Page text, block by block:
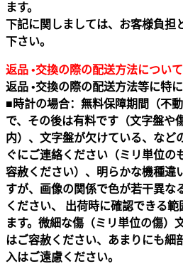
ます。
下記に関しましては、お客様負担
下さい。
返品 •交換の際の配送方法について
返品 •交換の際の配送方法等に特
■時計の場合：無料保障期間（不
で、その後は有料です（文字盤や
内）、文字盤が欠けている、など
ぐにご連絡ください（ミリ単位の
容赦ください）、明らかな機種違
すが、画像の関係で色が若干異な
ください、 出荷時に確認できる
ます。微細な傷（ミリ単位の傷）
はご容赦ください、あまりにも細
入はご遠慮ください。